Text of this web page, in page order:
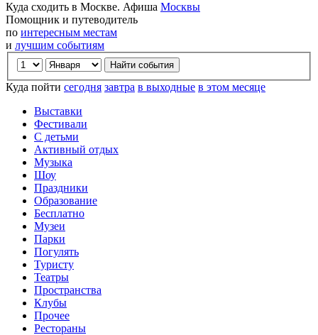
Куда сходить в Москве. Афиша Москвы
Помощник и путеводитель
по интересным местам
и лучшим событиям
Куда пойти сегодня завтра в выходные в этом месяце
Выставки
Фестивали
С детьми
Активный отдых
Музыка
Шоу
Праздники
Образование
Бесплатно
Музеи
Парки
Погулять
Туристу
Театры
Пространства
Клубы
Прочее
Рестораны